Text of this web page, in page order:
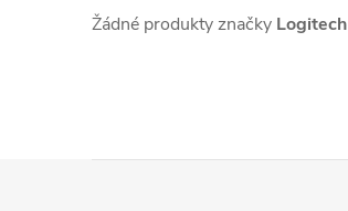
Žádné produkty značky Logitech